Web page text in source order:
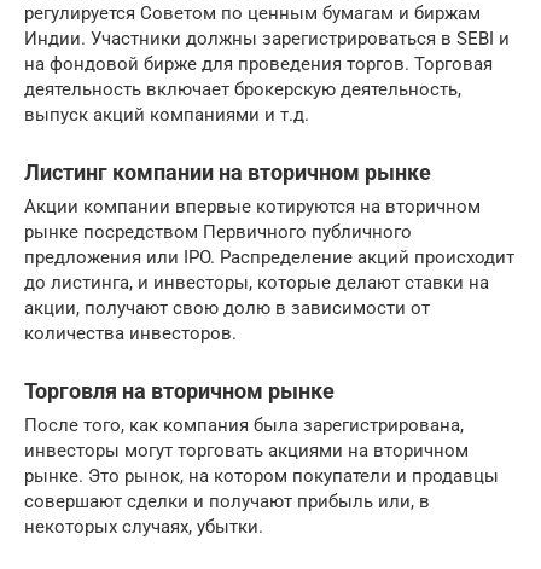
регулируется Советом по ценным бумагам и биржам
Индии. Участники должны зарегистрироваться в SEBI и
на фондовой бирже для проведения торгов. Торговая
деятельность включает брокерскую деятельность,
выпуск акций компаниями и т.д.
Листинг компании на вторичном рынке
Акции компании впервые котируются на вторичном
рынке посредством Первичного публичного
предложения или IPO. Распределение акций происходит
до листинга, и инвесторы, которые делают ставки на
акции, получают свою долю в зависимости от
количества инвесторов.
Торговля на вторичном рынке
После того, как компания была зарегистрирована,
инвесторы могут торговать акциями на вторичном
рынке. Это рынок, на котором покупатели и продавцы
совершают сделки и получают прибыль или, в
некоторых случаях, убытки.